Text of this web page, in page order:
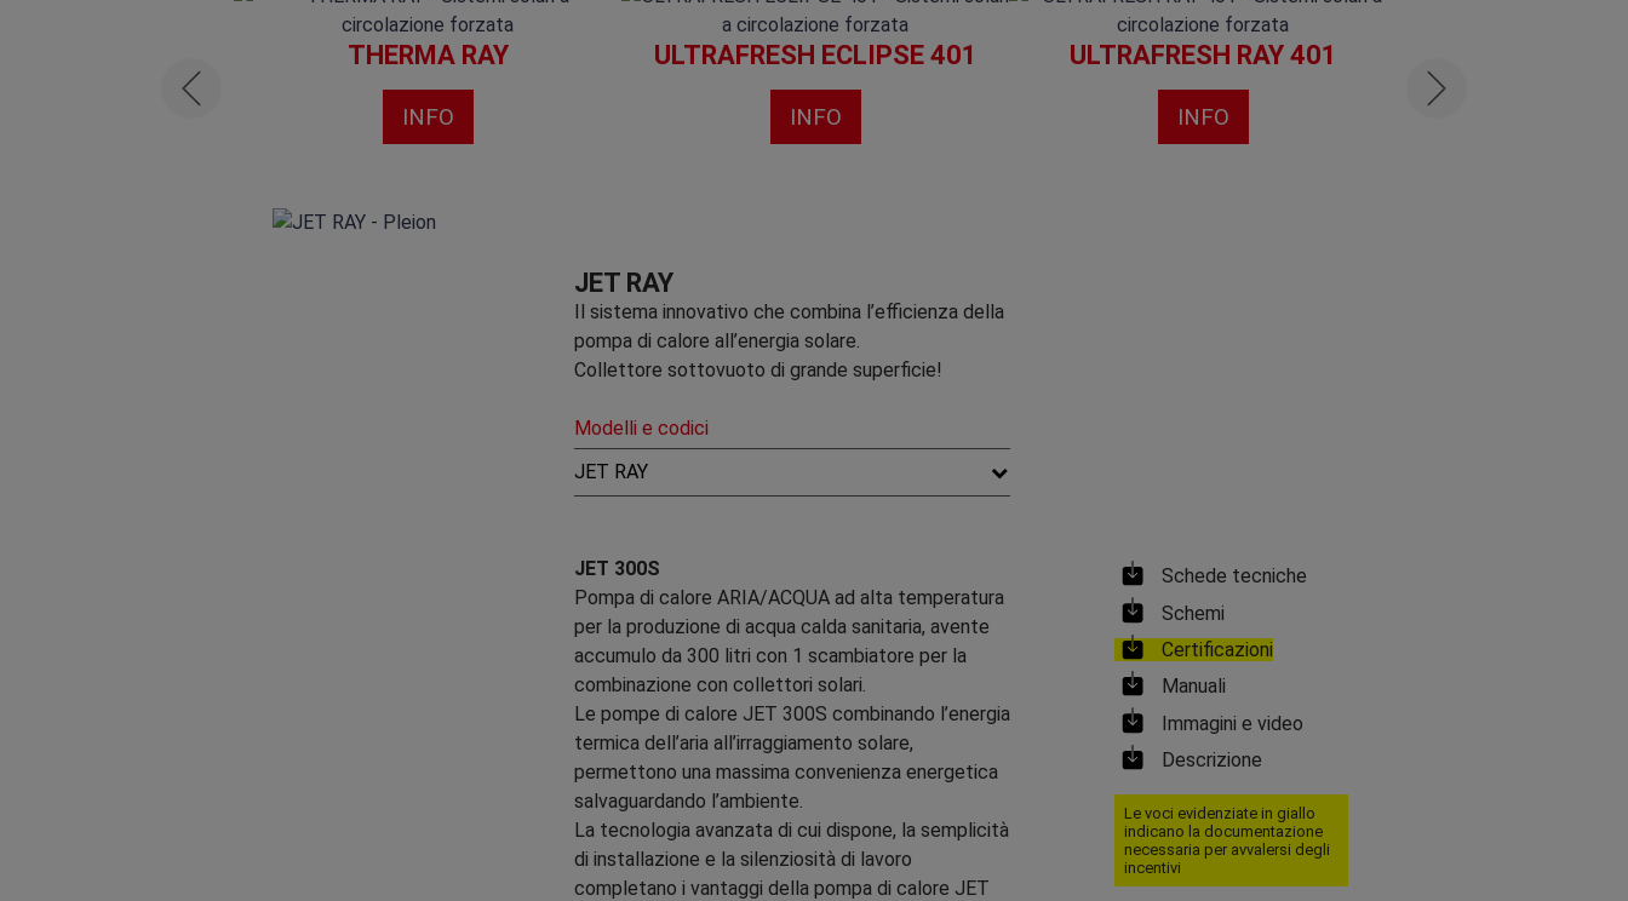
THERMA RAY
INFO
ULTRAFRESH ECLIPSE 401
INFO
ULTRAFRESH RAY 401
INFO
JET RAY
Il sistema innovativo che combina l’efficienza della
pompa di calore all’energia solare.
Collettore sottovuoto di grande superficie!
Modelli e codici
JET RAY
JET 300S
Pompa di calore ARIA/ACQUA ad alta temperatura
per la produzione di acqua calda sanitaria, avente
accumulo da 300 litri con 1 scambiatore per la
combinazione con collettori solari.
Le pompe di calore JET 300S combinando l’energia
termica dell’aria all’irraggiamento solare,
permettono una massima convenienza energetica
salvaguardando l’ambiente.
La tecnologia avanzata di cui dispone, la semplicità
di installazione e la silenziosità di lavoro
completano i vantaggi della pompa di calore JET
Schede tecniche
Schemi
Certificazioni
Manuali
Immagini e video
Descrizione
Le voci evidenziate in giallo
indicano la documentazione
necessaria per avvalersi degli
incentivi